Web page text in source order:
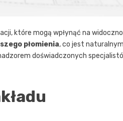
które mogą wpłynąć na
płomienia, co jest naturalnym
doświadczonych